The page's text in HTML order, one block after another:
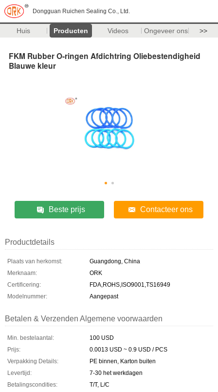
Dongguan Ruichen Sealing Co., Ltd.
Huis Producten Videos Ongeveer ons >>
FKM Rubber O-ringen Afdichtring Oliebestendigheid
Blauwe kleur
Beste prijs Contacteer ons
Productdetails
Plaats van herkomst:
Guangdong, China
Merknaam:
ORK
Certificering:
FDA,ROHS,ISO9001,TS16949
Modelnummer:
Aangepast
Betalen & Verzenden Algemene voorwaarden
Min. bestelaantal:
100 USD
Prijs:
0.0013 USD ~ 0.9 USD / PCS
Verpakking Details:
PE binnen, Karton buiten
Levertijd:
7-30 het werkdagen
Betalingscondities:
T/T, L/C